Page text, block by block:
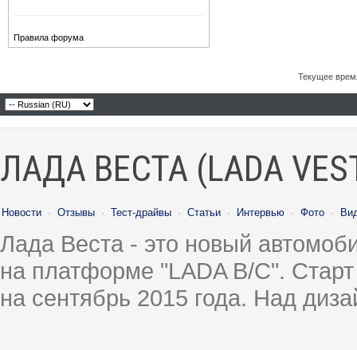
Правила форума
Текущее
ЛАДА ВЕСТА (LADA
Новости · Отзывы · Тест-драйвы · Статьи · Интервью · Фото ·
Лада Веста - это новый
на платформе "LADA B/C".
на сентябрь 2015 года. Над